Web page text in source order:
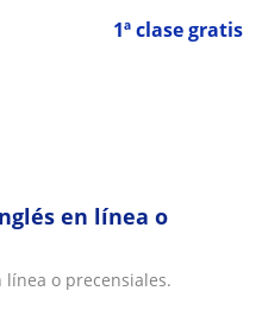
1ª clase gratis
en línea o
o precensiales.